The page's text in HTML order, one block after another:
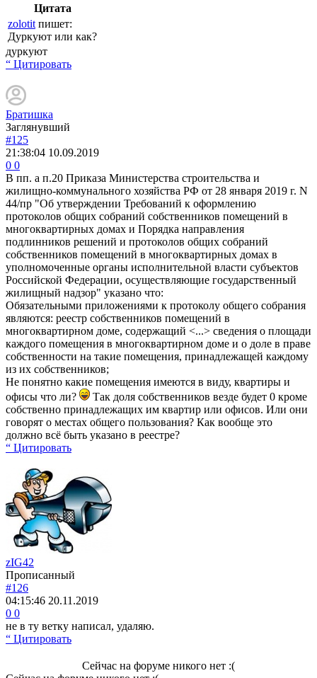
Цитата
zolotit пишет:
Дуркуют или как?
дуркуют
“ Цитировать
Братишка
Заглянувший
#125
21:38:04 10.09.2019
0 0
В пп. а п.20 Приказа Министерства строительства и
жилищно-коммунального хозяйства РФ от 28 января 2019 г. N
44/пр "Об утверждении Требований к оформлению
протоколов общих собраний собственников помещений в
многоквартирных домах и Порядка направления
подлинников решений и протоколов общих собраний
собственников помещений в многоквартирных домах в
уполномоченные органы исполнительной власти субъектов
Российской Федерации, осуществляющие государственный
жилищный надзор" указано что:
Обязательными приложениями к протоколу общего собрания
являются: реестр собственников помещений в
многоквартирном доме, содержащий <...> сведения о площади
каждого помещения в многоквартирном доме и о доле в праве
собственности на такие помещения, принадлежащей каждому
из их собственников;
Не понятно какие помещения имеются в виду, квартиры и
офисы что ли?
Так доля собственников везде будет 0 кроме
собственно принадлежащих им квартир или офисов. Или они
говорят о местах общего пользования? Как вообще это
должно всё быть указано в реестре?
“ Цитировать
zIG42
Прописанный
#126
04:15:46 20.11.2019
0 0
не в ту ветку написал, удаляю.
“ Цитировать
Сейчас на форуме никого нет :(